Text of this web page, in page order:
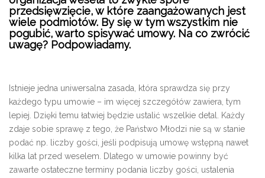
przedsięwzięcie, w które zaangażowanych jest
wiele podmiotów. By się w tym wszystkim nie
pogubić, warto spisywać umowy. Na co zwrócić
uwagę? Podpowiadamy.
Istnieje jedna uniwersalna zasada, która sprawdza się przy
każdego typu umowie – im więcej szczegółów zawiera, tym
lepiej. Dzięki temu łatwiej będzie ustalić wszelkie detal. Każdy
zdaje sobie sprawę z tego, że Państwo Młodzi nie są w stanie
podać np. liczby gości, jeśli podpisują umowę wstępną nawet
kilka lat przed weselem. Dlatego w umowie powinny być
zawarte ostateczne terminy podania liczby gości, ustalenia